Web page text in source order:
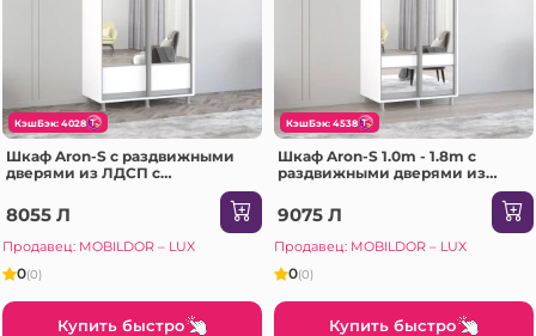
КэшБэк: 4028
Шкаф Aron-S с раздвижными
дверями из ЛДСП с
(110x60x240H см) Sonoma
8055 Л
Продавец: MOBILDOR – LUX
0(0)
Купить быстро
КэшБэк: 4538
Шкаф Aron-S 1.0m - 1.8m с
раздвижными дверями из
(160x60x220H см) Сонома
9075 Л
Продавец: MOBILDOR – LUX
0(0)
Купить быстро